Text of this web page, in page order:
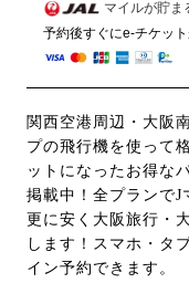
マイルが貯ま
予約後すぐにe-チケッ
関西空港周辺・大阪
プの飛行機を使って
ットになったお得な
掲載中！全プランでJ
更に安く大阪旅行・
します！スマホ・タ
イン予約できます。